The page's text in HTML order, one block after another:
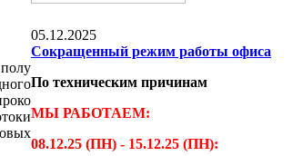
05.12.2025
Сокращенный режим работы офиса
По техническим причинам
МЫ РАБОТАЕМ:
08.12.25 (ПН) - 15.12.25 (ПН):